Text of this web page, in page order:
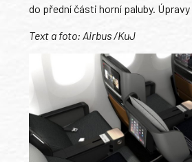
do přední části horní paluby.
Text a foto: Airbus /KuJ